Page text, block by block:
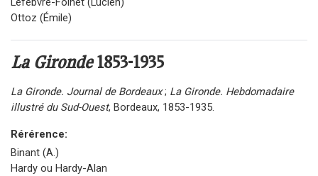
Ottoz (Émile)
La Gironde1853-1935
La Gironde. Journal de Bordeaux; La Gironde. Hebdomadaire
illustré du Sud-Ouest, Bordeaux, 1853-1935.
Rérérence:
Binant (A.)
Hardy ou Hardy-Alan